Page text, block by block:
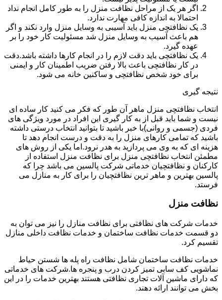
اگر هر یک از مراحل نظافت منزل را به طور کامل انجام نداد
احتمالا به اندازه کافی مهارت ندارد.
یک نظافتچی منزل باید آسیبی به وسایل منزل وارد نکند و اگر
هم باعث آسیب به وسایل منزل شد مسئولیت کار خود را بر
عهده گیرد.
یک نظافتچی باید دقت لازم را در انجام کارها داشته باشد.دقت
در کار نظافتچی باعث بالا رفتن ضریب اطمینان کار و ایمنی
برای خود شخص نظافتچی و ساکنین خانه می شود.
نتیجه گیری
انتخاب نظافتچی منزل ماهر آن طور که فکر می کنید کار ساده ای
نیست و شما باید قبل از به کار گیری این افراد در مورد ویژگی های
فردی (جسمی و روانی)با خبر باشید تا بتوانید انتخاب درستی داشته
باشید که تمامی کارهای منزل را به دقت و درست انجام دهد تا
هزینه ای که به وی می پردازید به هدر نرود.اما یکی از روش های
مطمئن انتخاب نظافتچی منزل برای نظافت منزل استفاده از
کارکنان و نظافتچیان خدماتی شرکت پالسین می باشد چرا که
پالسین بهترین و ماهر ترین نظافتچیان را برای کار به منازل می
فرستد.
نظافت منزل
خدمات شرکت های نظافتی برای نظافت منازل را نیز می توان به
دو قسمت خدمات نظافت ساختمان و خدمات نظافت داخلی منازل
تقسیم کرد.
خدمات نظافت ساختمان شامل نظافت راه پله ها شستن حیاط
نماشویی کف سابی تمیز کردن درب و پنجره ها.شرکت های خدماتی
که دارای ماشین آلات تجاری نظافتی هستند بهترین خدمات را در این
بخش می توانند ارائه دهند.